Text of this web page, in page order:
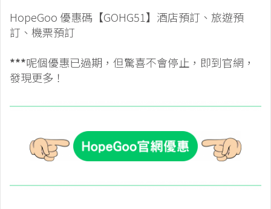
HopeGoo 優惠碼【GOHG51】酒店預訂、旅遊預
訂、機票預訂
***呢個優惠已過期，但驚喜不會停止，即到官網，
發現更多！